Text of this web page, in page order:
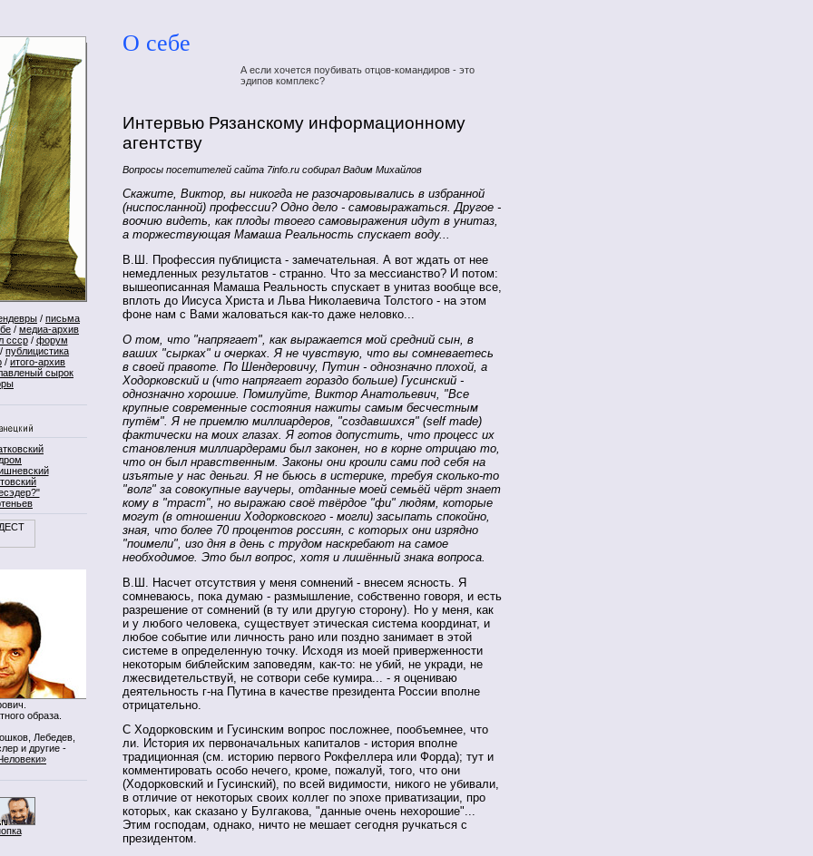
/ письма
/ медиа-архив
ссср/ форум
/ публицистика
/ итого-архив
сырок
образа.
Лебедев,
и другие -
О себе
А если хочется поубивать отцов-командиров - это
эдипов комплекс?
Интервью Рязанскому информационному
агентству
Вопросы посетителей сайта 7info.ru собирал Вадим Михайлов
Скажите, Виктор, вы никогда не разочаровывались в избранной
(ниспосланной) профессии? Одно дело - самовыражаться. Другое -
воочию видеть, как плоды твоего самовыражения идут в унитаз,
а торжествующая Мамаша Реальность спускает воду...
В.Ш. Профессия публициста - замечательная. А вот ждать от нее
немедленных результатов - странно. Что за мессианство? И потом:
вышеописанная Мамаша Реальность спускает в унитаз вообще все,
вплоть до Иисуса Христа и Льва Николаевича Толстого - на этом
фоне нам с Вами жаловаться как-то даже неловко...
О том, что "напрягает", как выражается мой средний сын, в
ваших "сырках" и очерках. Я не чувствую, что вы сомневаетесь
в своей правоте. По Шендеровичу, Путин - однозначно плохой, а
Ходорковский и (что напрягает гораздо больше) Гусинский -
однозначно хорошие. Помилуйте, Виктор Анатольевич, "Все
крупные современные состояния нажиты самым бесчестным
путём". Я не приемлю миллиардеров, "создавшихся" (self made)
фактически на моих глазах. Я готов допустить, что процесс их
становления миллиардерами был законен, но в корне отрицаю то,
что он был нравственным. Законы они кроили сами под себя на
изъятые у нас деньги. Я не бьюсь в истерике, требуя сколько-то
"волг" за совокупные ваучеры, отданные моей семьёй чёрт знает
кому в "траст", но выражаю своё твёрдое "фи" людям, которые
могут (в отношении Ходорковского - могли) засыпать спокойно,
зная, что более 70 процентов россиян, с которых они изрядно
"поимели", изо дня в день с трудом наскребают на самое
необходимое. Это был вопрос, хотя и лишённый знака вопроса.
В.Ш. Насчет отсутствия у меня сомнений - внесем ясность. Я
сомневаюсь, пока думаю - размышление, собственно говоря, и есть
разрешение от сомнений (в ту или другую сторону). Но у меня, как
и у любого человека, существует этическая система координат, и
любое событие или личность рано или поздно занимает в этой
системе в определенную точку. Исходя из моей приверженности
некоторым библейским заповедям, как-то: не убий, не укради, не
лжесвидетельствуй, не сотвори себе кумира... - я оцениваю
деятельность г-на Путина в качестве президента России вполне
отрицательно.
С Ходорковским и Гусинским вопрос посложнее, пообъемнее, что
ли. История их первоначальных капиталов - история вполне
традиционная (см. историю первого Рокфеллера или Форда); тут и
комментировать особо нечего, кроме, пожалуй, того, что они
(Ходорковский и Гусинский), по всей видимости, никого не убивали,
в отличие от некоторых своих коллег по эпохе приватизации, про
которых, как сказано у Булгакова, "данные очень нехорошие"...
Этим господам, однако, ничто не мешает сегодня ручкаться с
президентом.